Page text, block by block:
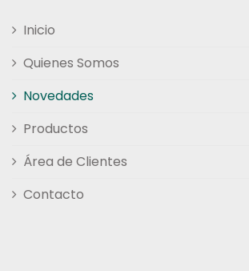
Inicio
Quienes Somos
Novedades
Productos
Área de Clientes
Contacto